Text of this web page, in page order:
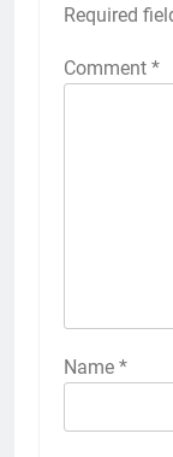
Required
Comment *
Name *